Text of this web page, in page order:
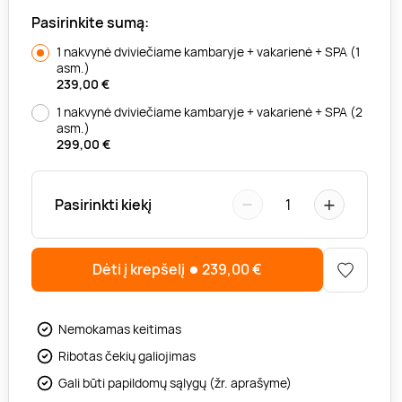
Pasirinkite sumą:
1 nakvynė dviviečiame kambaryje + vakarienė + SPA (1
asm.)
239,00 €
1 nakvynė dviviečiame kambaryje + vakarienė + SPA (2
asm.)
299,00 €
Pasirinkti kiekį − 1 +
Dėti į krepšelį 239,00€
Nemokamas keitimas
Ribotas čekių galiojimas
Gali būti papildomų sąlygų (žr. aprašyme)